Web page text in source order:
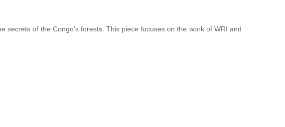
secrets of the Congo’s forests. This piece focuses on the work of WRI and